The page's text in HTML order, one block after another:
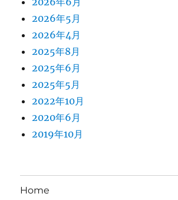
2026年5月
2026年4月
2025年8月
2025年6月
2025年5月
2022年10月
2020年6月
2019年10月
Home